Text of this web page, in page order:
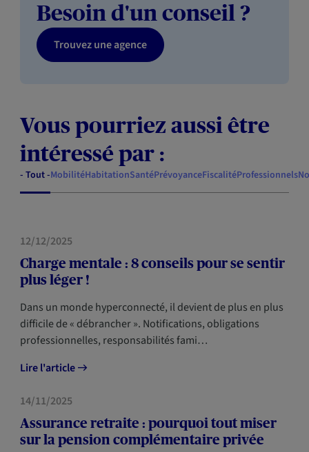
Besoin d'un conseil ?
Trouvez une agence
Vous pourriez aussi être
intéressé par :
- Tout -MobilitéHabitationSantéPrévoyanceFiscalitéProfessionnels
SANTÉ
12/12/2025
Charge mentale : 8 conseils pour se sentir
plus léger !
Dans un monde hyperconnecté, il devient de plus en plus
difficile de « débrancher ». Notifications, obligations
professionnelles, responsabilités fami…
Lire l'article
PRÉVOYANCE
14/11/2025
Assurance retraite : pourquoi tout miser
sur la pension complémentaire privée